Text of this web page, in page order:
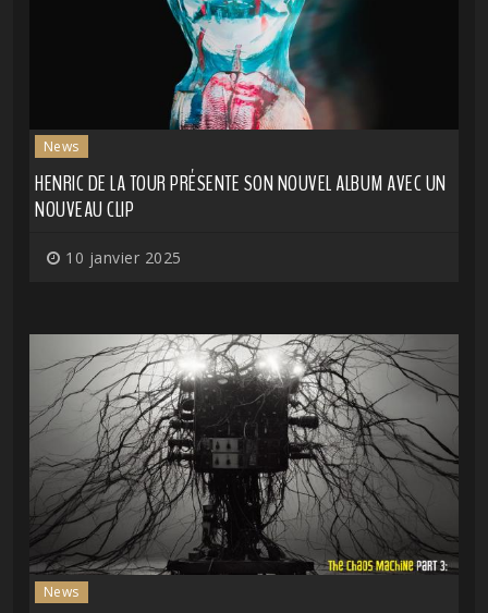
News
HENRIC DE LA TOUR PRÉSENTE SON NOUVEL ALBUM AVEC UN
NOUVEAU CLIP
10 janvier 2025
News